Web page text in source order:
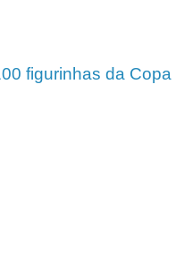
figurinhas da